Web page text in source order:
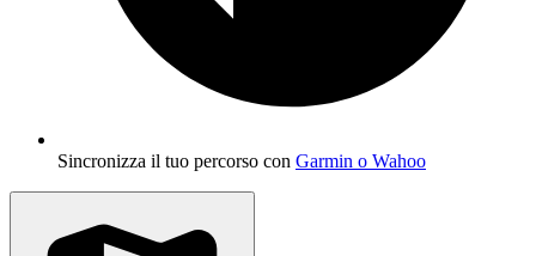
Sincronizza il tuo percorso con Garmin o Wahoo